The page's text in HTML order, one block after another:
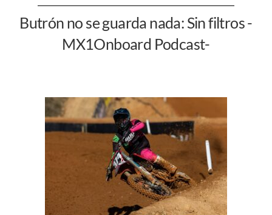
Butrón no se guarda nada: Sin filtros -
MX1Onboard Podcast-